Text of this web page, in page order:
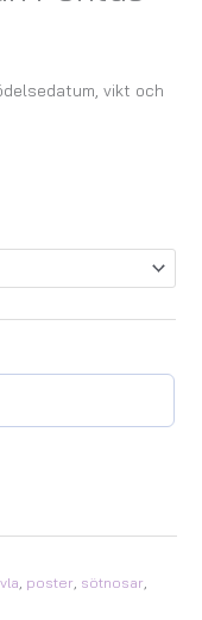
vikt och
, poster, sötnosar,